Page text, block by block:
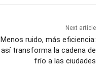
Next article
Menos ruido, más eficiencia:
así transforma la cadena de
frío a las ciudades